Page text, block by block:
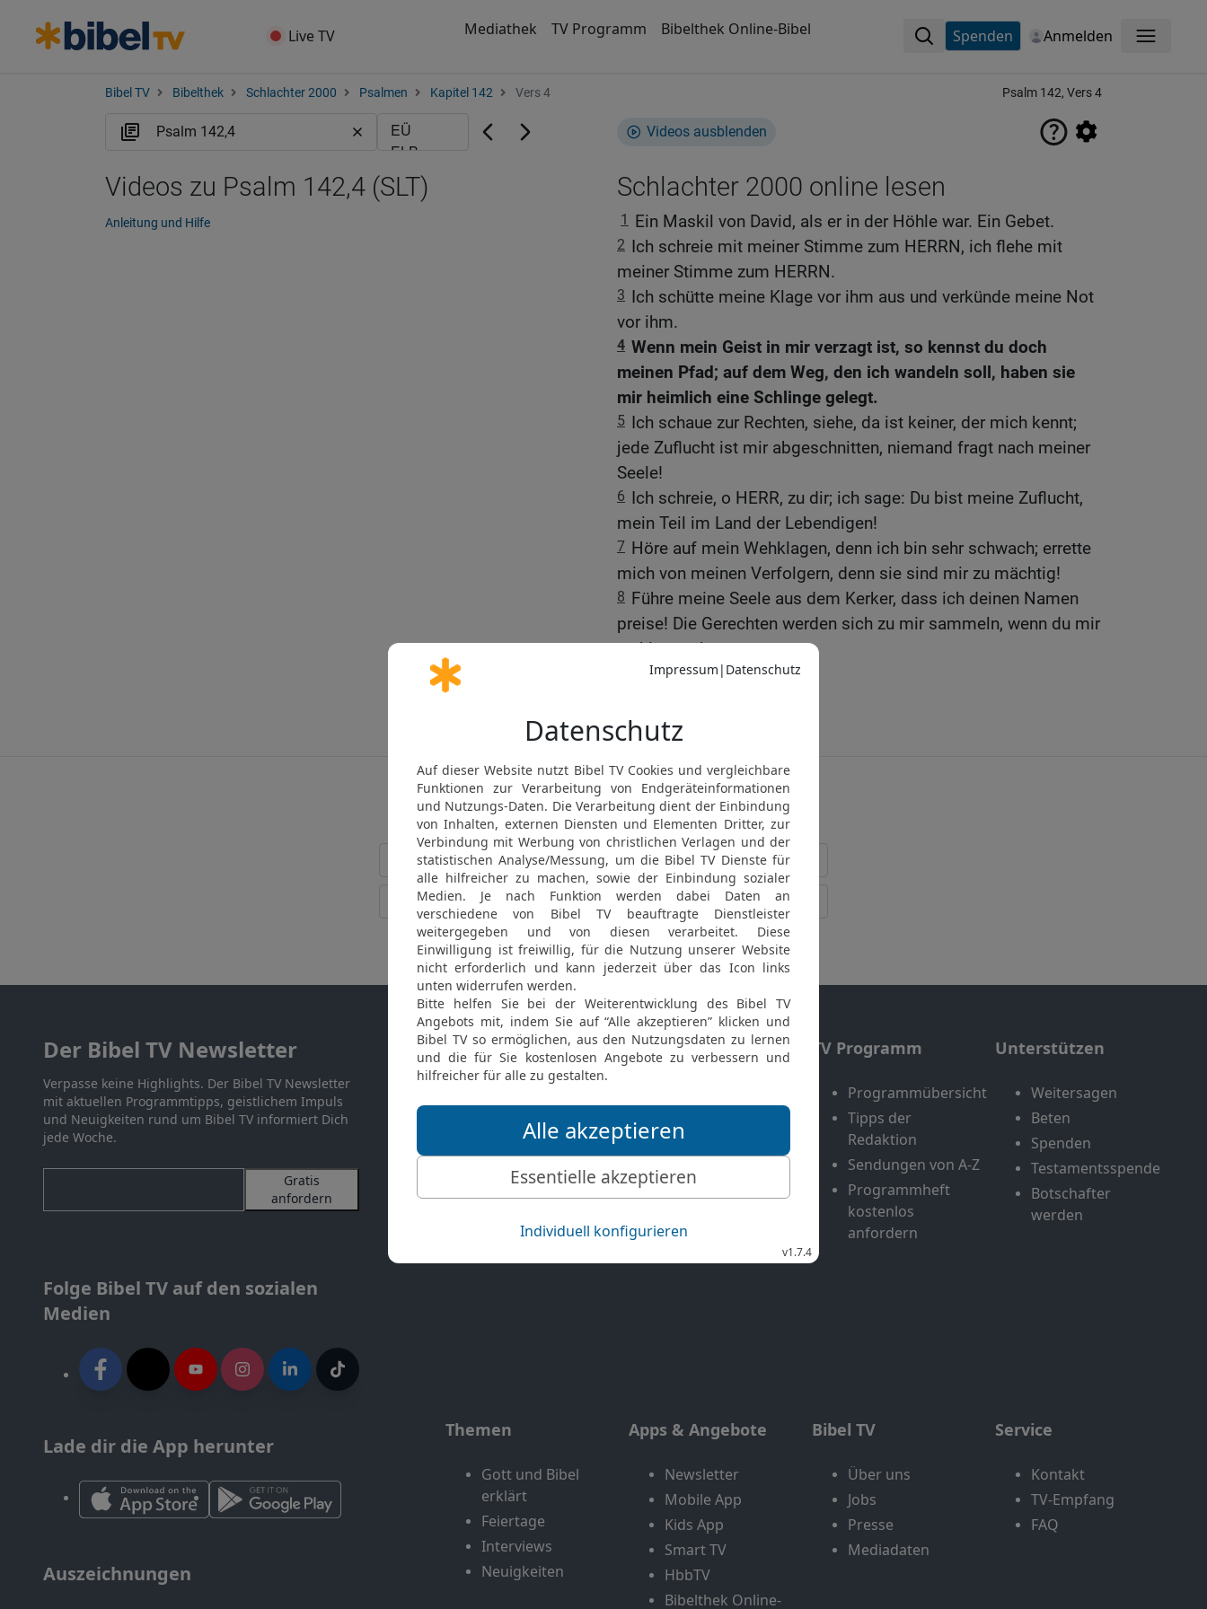
Live TV Mediathek TV Programm Bibelthek Online-Bibel Spenden Anmelden Menü
Bibel TV Bibelthek Schlachter 2000 Psalmen Kapitel 142 Vers 4 Psalm 142, Vers 4
Videos ausblenden
Schlachter 2000 online lesen
1 Ein Maskil von David, als er in der Höhle war. Ein Gebet.
2 Ich schreie mit meiner Stimme zum HERRN, ich flehe mit
meiner Stimme zum HERRN.
3 Ich schütte meine Klage vor ihm aus und verkünde meine Not
vor ihm.
4 Wenn mein Geist in mir verzagt ist, so kennst du doch
meinen Pfad; auf dem Weg, den ich wandeln soll, haben sie
mir heimlich eine Schlinge gelegt.
5 Ich schaue zur Rechten, siehe, da ist keiner, der mich kennt;
jede Zuflucht ist mir abgeschnitten, niemand fragt nach meiner
Seele!
6 Ich schreie, o HERR, zu dir; ich sage: Du bist meine Zuflucht,
mein Teil im Land der Lebendigen!
7 Höre auf mein Wehklagen, denn ich bin sehr schwach; errette
mich von meinen Verfolgern, denn sie sind mir zu mächtig!
8 Führe meine Seele aus dem Kerker, dass ich deinen Namen
preise! Die Gerechten werden sich zu mir sammeln, wenn du mir
wohlgetan hast.
Videos zu Psalm 142,4 (SLT)
Anleitung und Hilfe
Möchtest du uns Feedback geben?
Bewertung der Bibelthek
FEEDBACK SENDEN
Der Bibel TV Newsletter
Verpasse keine Highlights. Der Bibel TV Newsletter
mit aktuellen Programmtipps, geistlichem Impuls
und Neuigkeiten rund um Bibel TV informiert Dich
jede Woche.
Gratis
anfordern
Folge Bibel TV auf den sozialen
Medien
Lade dir die App herunter
Auszeichnungen
Mediathek
Genres
Alle Sendungen
Letzte Chance
Livestream
EchtJetzt
TV Programm
Programmübersicht
Tipps der
Redaktion
Sendungen von A-Z
Programmheft
kostenlos
anfordern
Unterstützen
Weitersagen
Beten
Spenden
Testamentsspende
Botschafter
werden
Themen
Gott und Bibel
erklärt
Feiertage
Interviews
Neuigkeiten
Apps & Angebote
Newsletter
Mobile App
Kids App
Smart TV
HbbTV
Bibelthek Online-
Bibel TV
Über uns
Jobs
Presse
Mediadaten
Service
Kontakt
TV-Empfang
FAQ